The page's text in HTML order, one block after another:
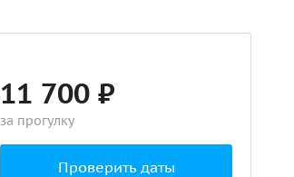
11 700 ₽
за прогулку
Проверить даты